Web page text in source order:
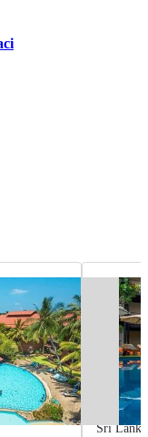
Srí Lanka